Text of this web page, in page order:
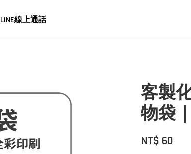
LINE線上通話
客製
物袋
NT$ 60